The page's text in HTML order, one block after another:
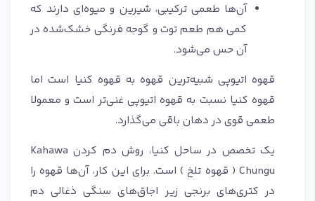
آن‌ها طعمی ترکیبی، شیرین و میوه‌ای دارند که
کمی هم طعم توت و گوجه فرنگی خشک‌شده در
آن حس می‌شود.
قهوه اتیوپی شبیه‌ترین قهوه به قهوه کنیا است اما
قهوه کنیا نسبت به قهوه اتیوپی غنی‌تر است و معمولا
طعمی قوی در دهان باقی می‌گذارد.
یک تخصص در ساحل کنیا، روش دم کردن Kahawa
Chungu ( قهوه تلخ ) است. برای این کار، آن‌ها قهوه را
در کتری‌های برنجی زیر اجاق‌های سنگی ذغالی دم